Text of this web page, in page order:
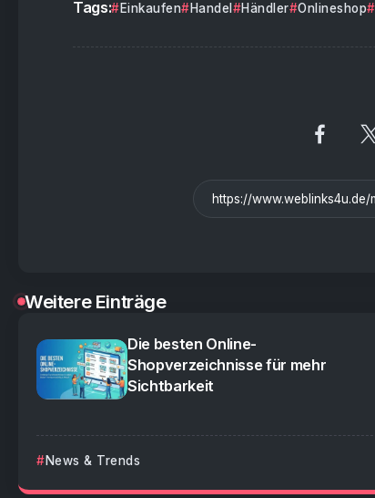
Tags: Einkaufen Handel Händler Onlineshop
Weitere Einträge
Die besten Online-
Shopverzeichnisse für mehr
Sichtbarkeit
News & Trends